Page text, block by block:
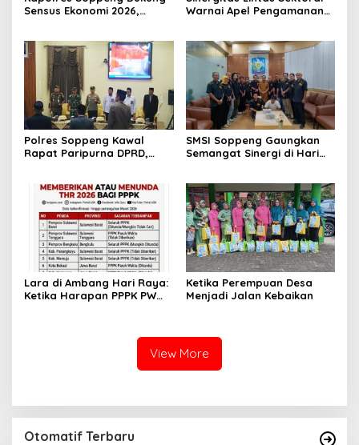
Sensus Ekonomi 2026,
Pembangunan Daerah
Warnai Apel Pengamanan
Polres Soppeng Kawal
Rapat Paripurna DPRD,
Pemerintahan Daerah
SMSI Soppeng Gaungkan
Semangat Sinergi di Hari
Lara di Ambang Hari Raya:
Ketika Harapan PPPK PW
Ketika Perempuan Desa
Menjadi Jalan Kebaikan
View More
Otomatif Terbaru